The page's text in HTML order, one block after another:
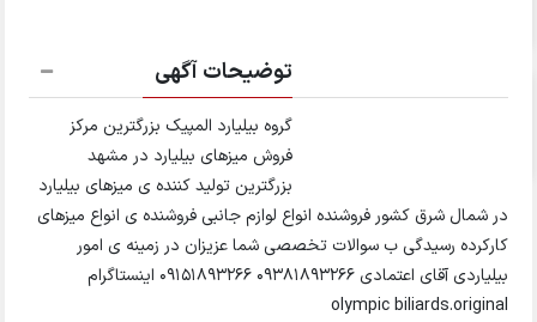
توضیحات آگهی
گروه بیلیارد المپیک بزرگترین مرکز
فروش میزهای بیلیارد در مشهد
بزرگترین تولید کننده ی میزهای بیلیارد
در شمال شرق کشور فروشنده انواع لوازم جانبی فروشنده ی انواع میزهای
کارکرده رسیدگی ب سوالات تخصصی شما عزیزان در زمینه ی امور
بیلیاردی آقای اعتمادی 09381893266 09151893266 اینستاگرام
olympic biliards.original